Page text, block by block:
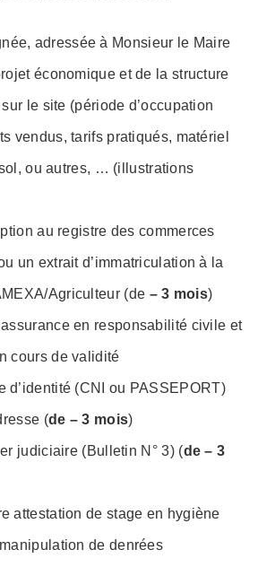
adressée à Monsieur le Maire
économique et de la structure
le site (période d’occupation
vendus, tarifs pratiqués, matériel
ou autres, … (illustrations
au registre des commerces
un extrait d’immatriculation à la
Agriculteur (de – 3 mois)
en responsabilité civile et
cours de validité
d’identité (CNI ou PASSEPORT)
(de – 3 mois)
judiciaire (Bulletin N° 3) (de – 3
attestation de stage en hygiène
de denrées